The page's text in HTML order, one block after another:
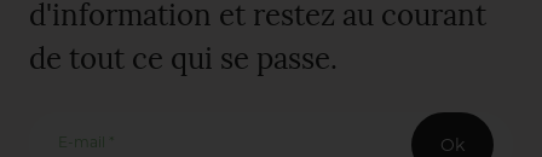
d'information et restez au courant
de tout ce qui se passe.
E-mail * Ok